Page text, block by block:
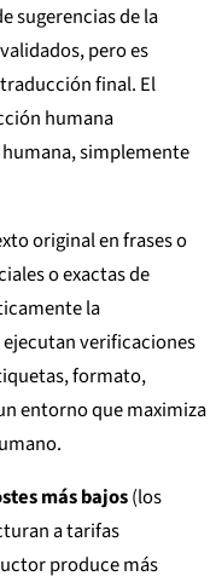
sugerencias de la
pero es
final. El
humana
simplemente
original en frases o
o exactas de
la
verificaciones
formato,
entorno que maximiza
más bajos(los
a tarifas
produce más